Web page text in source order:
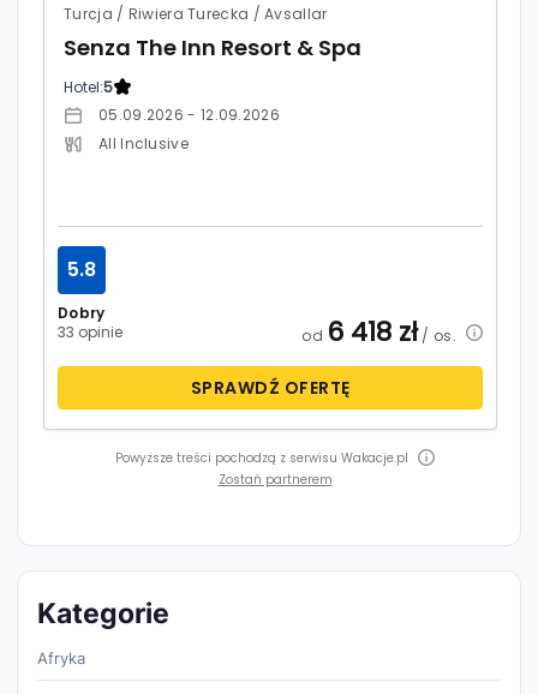
Turcja / Riwiera Turecka / Avsallar
Senza The Inn Resort & Spa
Hotel:5
05.09.2026 - 12.09.2026
All Inclusive
Dobry
33 opinie
5.8
od 6 418 zł/ os.
SPRAWDŹ OFERTĘ
Powyższe treści pochodzą z serwisu Wakacje.pl
Zostań partnerem
Kategorie
Afryka